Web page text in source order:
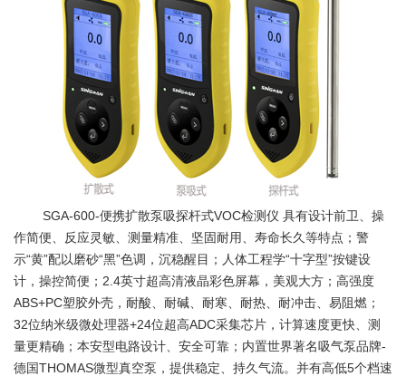
SGA-600-便携扩散泵吸探杆式VOC检测仪 具有设计前卫、操
作简便、反应灵敏、测量精准、坚固耐用、寿命长久等特点；警
示“黄”配以磨砂“黑”色调，沉稳醒目；人体工程学“十字型”按键设
计，操控简便；2.4英寸超高清液晶彩色屏幕，美观大方；高强度
ABS+PC塑胶外壳，耐酸、耐碱、耐寒、耐热、耐冲击、易阻燃；
32位纳米级微处理器+24位超高ADC采集芯片，计算速度更快、测
量更精确；本安型电路设计、安全可靠；内置世界著名吸气泵品牌-
德国THOMAS微型真空泵，提供稳定、持久气流。并有高低5个档速